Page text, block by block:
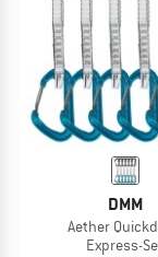
DMM
Aether
Express-